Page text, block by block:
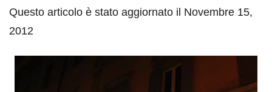
Questo articolo è stato aggiornato il Novembre 15,
2012